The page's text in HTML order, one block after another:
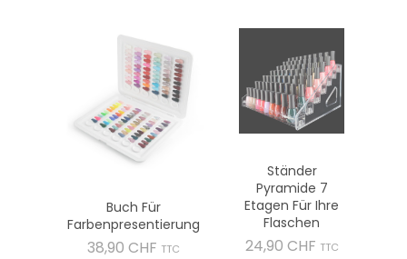
Buch Für
Farbenpresentierung
38,90 CHF Preis
TTC
Ständer
Pyramide 7
Etagen Für Ihre
Flaschen
24,90 CHF Preis
TTC